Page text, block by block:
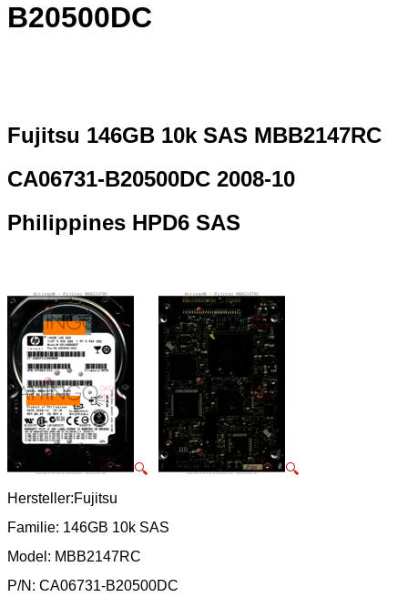
B20500DC
Fujitsu 146GB 10k SAS MBB2147RC
CA06731-B20500DC 2008-10
Philippines HPD6 SAS
🔍
🔍
Hersteller:Fujitsu
Familie: 146GB 10k SAS
Model: MBB2147RC
P/N: CA06731-B20500DC